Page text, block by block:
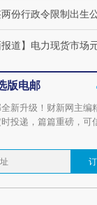
份行政令限制出生
报道】电力现货市场
版电邮
新升级！财新网主编
投递，篇篇重磅，可